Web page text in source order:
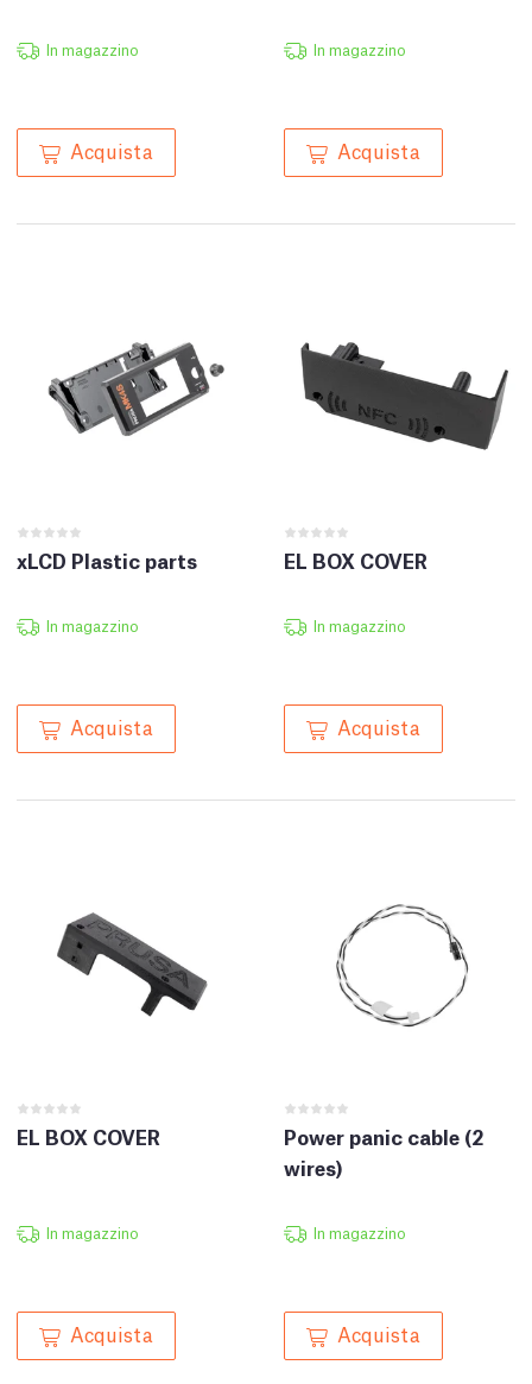
In magazzino
Acquista
In magazzino
Acquista
xLCD Plastic parts
In magazzino
Acquista
EL BOX COVER
In magazzino
Acquista
EL BOX COVER
In magazzino
Acquista
Power panic cable (2
wires)
In magazzino
Acquista